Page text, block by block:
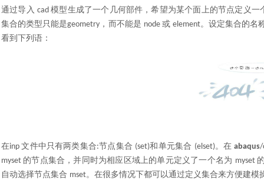
通过导入 cad模型生成了一个几何部件，希望为某个面上的节点定义
集合的类型只能是geometry ，而不能是 node 或 element。设定集合的名
看到下列语：
在inp文件中只有两类集合:节点集合 (set)和单元集合 (elset)。在abaqus/
myset 的节点集合，并同时为相应区域上的单元定义了一个名为 myset
自动选择节点集合 mset。在很多情况下都可以通过定义集合来方便建模